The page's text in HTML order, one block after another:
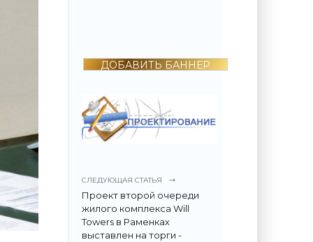
ДОБАВИТЬ БАННЕР
СЛЕДУЮЩАЯ СТАТЬЯ
Проект второй очереди
жилого комплекса Will
Towers в Раменках
выставлен на торги -